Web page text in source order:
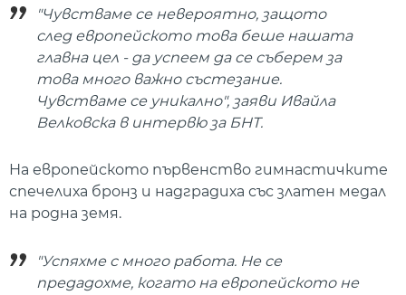
"Чувстваме се невероятно, защото
след европейското това беше нашата
главна цел - да успеем да се съберем за
това много важно състезание.
Чувстваме се уникално", заяви Ивайла
Велковска в интервю за БНТ.
На европейското първенство гимнастичките
спечелиха бронз и надградиха със златен медал
на родна земя.
"Успяхме с много работа. Не се
предадохме, когато на европейското не